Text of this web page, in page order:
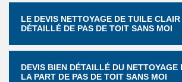
LE DEVIS NETTOYAGE DE TUILE CLAIR
DÉTAILLÉ DE PAS DE TOIT SANS MOI
DEVIS BIEN DÉTAILLÉ DU NETTOYAGE
LA PART DE PAS DE TOIT SANS MOI